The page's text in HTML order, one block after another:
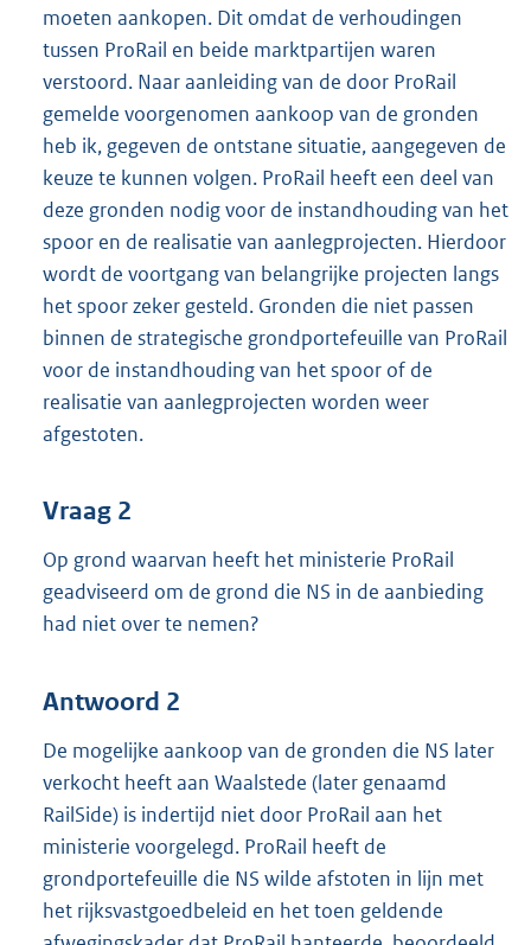
moeten aankopen. Dit omdat de verhoudingen
tussen ProRail en beide marktpartijen waren
verstoord. Naar aanleiding van de door ProRail
gemelde voorgenomen aankoop van de gronden
heb ik, gegeven de ontstane situatie, aangegeven de
keuze te kunnen volgen. ProRail heeft een deel van
deze gronden nodig voor de instandhouding van het
spoor en de realisatie van aanlegprojecten. Hierdoor
wordt de voortgang van belangrijke projecten langs
het spoor zeker gesteld. Gronden die niet passen
binnen de strategische grondportefeuille van ProRail
voor de instandhouding van het spoor of de
realisatie van aanlegprojecten worden weer
afgestoten.
Vraag 2
Op grond waarvan heeft het ministerie ProRail
geadviseerd om de grond die NS in de aanbieding
had niet over te nemen?
Antwoord 2
De mogelijke aankoop van de gronden die NS later
verkocht heeft aan Waalstede (later genaamd
RailSide) is indertijd niet door ProRail aan het
ministerie voorgelegd. ProRail heeft de
grondportefeuille die NS wilde afstoten in lijn met
het rijksvastgoedbeleid en het toen geldende